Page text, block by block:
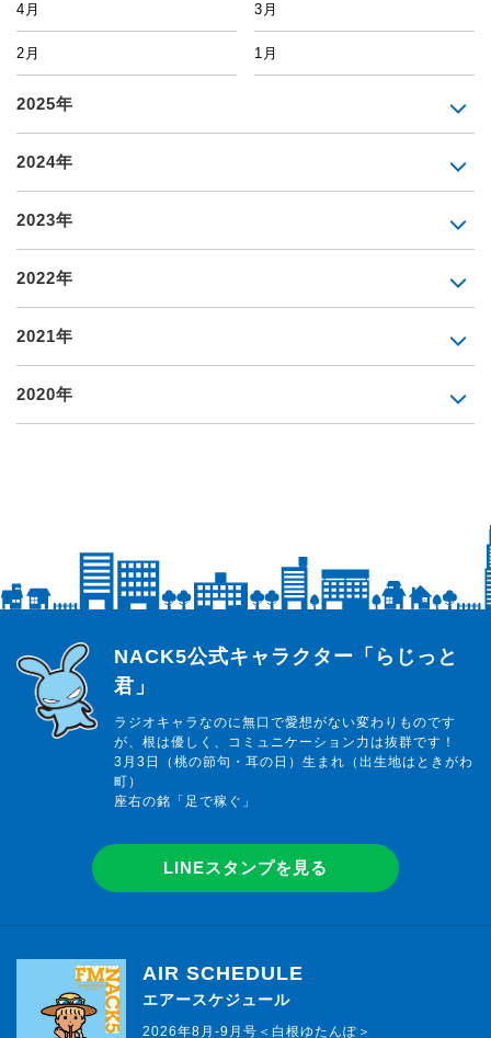
4月 3月
2月 1月
2025年
2024年
2023年
2022年
2021年
2020年
らじっと君
NACK5公式キャラクター「らじっと
君」
ラジオキャラなのに無口で愛想がない変わりものです
が、根は優しく、コミュニケーション力は抜群です！
3月3日（桃の節句・耳の日）生まれ（出生地はときがわ
町）
座右の銘「足で稼ぐ」
LINEスタンプを見る
AIR SCHEDULE
エアースケジュール
2026年8月-9月号＜白根ゆたんぽ＞